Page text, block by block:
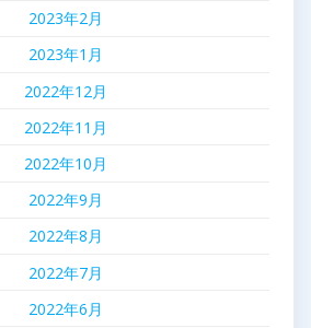
2023年2月
2023年1月
2022年12月
2022年11月
2022年10月
2022年9月
2022年8月
2022年7月
2022年6月